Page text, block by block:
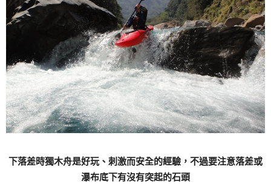
下落差時獨木舟是好玩、刺激而安全的經驗，不過要注意落差或
瀑布底下有沒有突起的石頭